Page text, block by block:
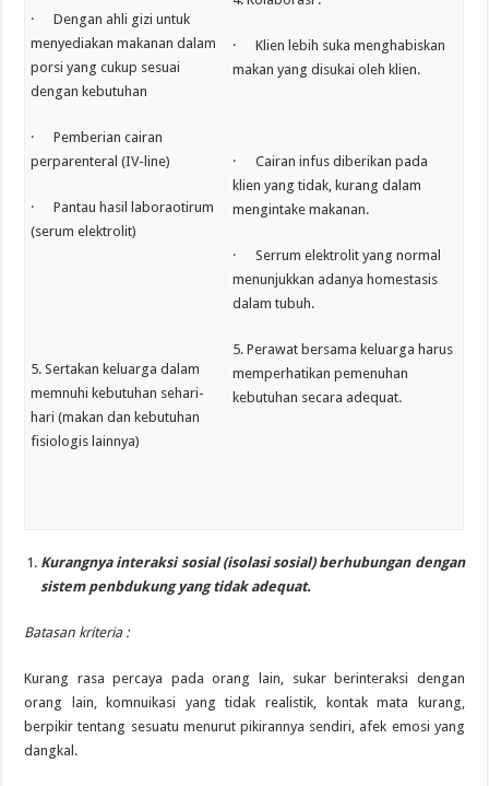
· Dengan ahli gizi untuk
menyediakan makanan dalam
porsi yang cukup sesuai
dengan kebutuhan
· Pemberian cairan
perparenteral (IV-line)
· Pantau hasil laboraotirum
(serum elektrolit)
5. Sertakan keluarga dalam
memnuhi kebutuhan sehari-
hari (makan dan kebutuhan
fisiologis lainnya)
· Klien lebih suka menghabiskan
makan yang disukai oleh klien.
· Cairan infus diberikan pada
klien yang tidak, kurang dalam
mengintake makanan.
· Serrum elektrolit yang normal
menunjukkan adanya homestasis
dalam tubuh.
5. Perawat bersama keluarga harus
memperhatikan pemenuhan
kebutuhan secara adequat.
Kurangnya interaksi sosial (isolasi sosial) berhubungan dengan
sistem penbdukung yang tidak adequat.
Batasan kriteria :
Kurang rasa percaya pada orang lain, sukar berinteraksi dengan
orang lain, komnuikasi yang tidak realistik, kontak mata kurang,
berpikir tentang sesuatu menurut pikirannya sendiri, afek emosi yang
dangkal.